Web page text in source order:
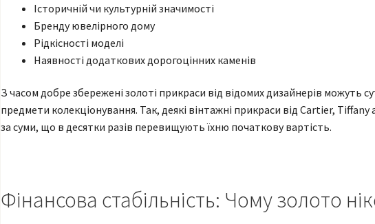
Історичній чи культурній значимості
Бренду ювелірного дому
Рідкісності моделі
Наявності додаткових дорогоцінних каменів
З часом добре збережені золоті прикраси від відомих дизайнерів можуть
предмети колекціонування. Так, деякі вінтажні прикраси від Cartier,
за суми, що в десятки разів перевищують їхню початкову вартість.
Фінансова стабільність: Чому золото